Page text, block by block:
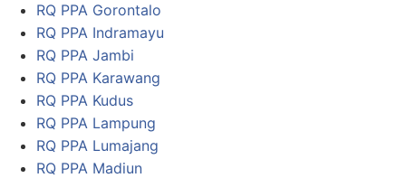
RQ PPA Gorontalo
RQ PPA Indramayu
RQ PPA Jambi
RQ PPA Karawang
RQ PPA Kudus
RQ PPA Lampung
RQ PPA Lumajang
RQ PPA Madiun